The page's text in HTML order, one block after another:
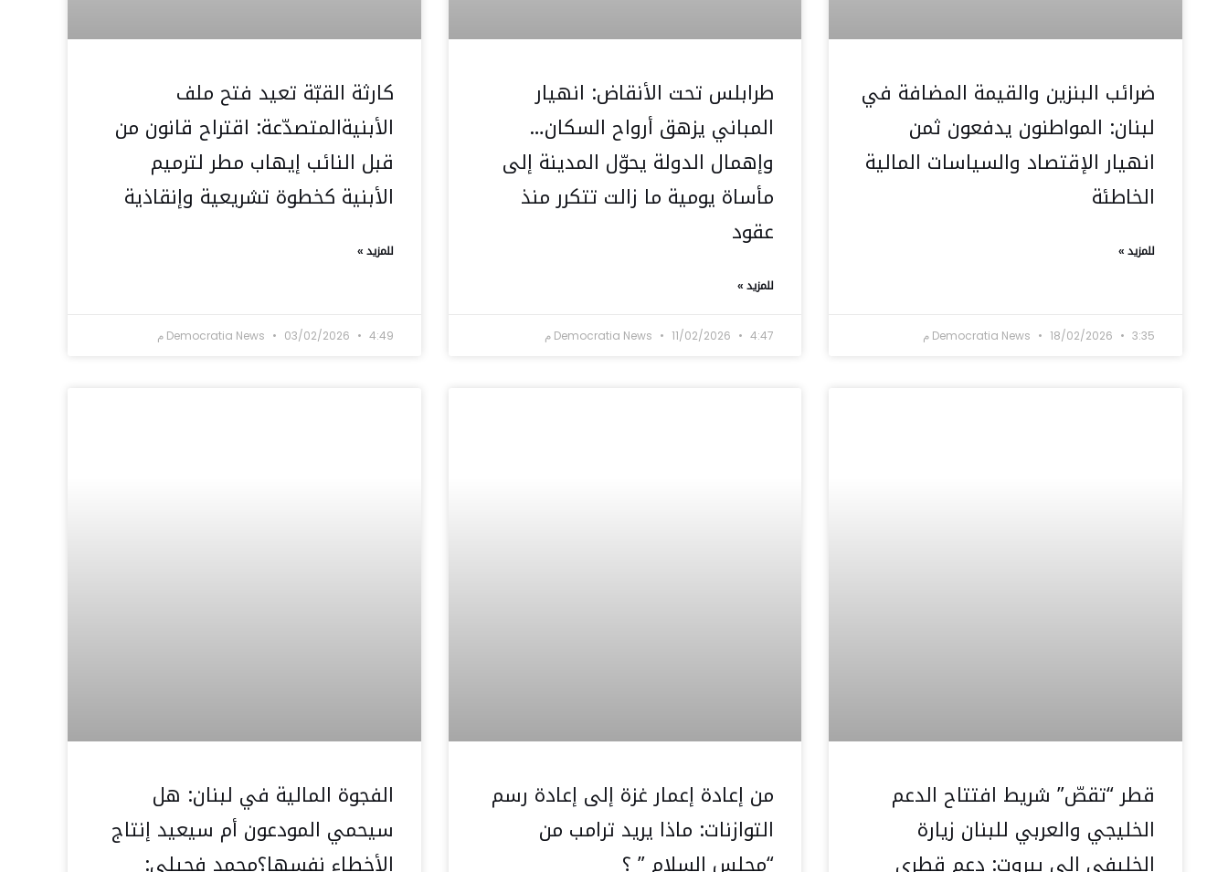
ضرائب البنزين والقيمة المضافة في
لبنان: المواطنون يدفعون ثمن
انهيار الإقتصاد والسياسات المالية
الخاطئة
للمزيد »
Democratia News 18/02/2026 3:35 م
طرابلس تحت الأنقاض: انهيار
المباني يزهق أرواح السكان…
وإهمال الدولة يحوّل المدينة إلى
مأساة يومية ما زالت تتكرر منذ
عقود
للمزيد »
Democratia News 11/02/2026 4:47 م
كارثة القبّة تعيد فتح ملف
الأبنيةالمتصدّعة: اقتراح قانون من
قبل النائب إيهاب مطر لترميم
الأبنية كخطوة تشريعية وإنقاذية
للمزيد »
Democratia News 03/02/2026 4:49 م
قطر “تقصّ” شريط افتتاح الدعم
الخليجي والعربي للبنان زيارة
الخليفي إلى بيروت: دعم قطري
من إعادة إعمار غزة إلى إعادة رسم
التوازنات: ماذا يريد ترامب من
“مجلس السلام ” ؟
الفجوة المالية في لبنان: هل
سيحمي المودعون أم سيعيد إنتاج
الأخطاء نفسها؟محمد فحيلي: